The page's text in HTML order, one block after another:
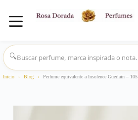
Saltar
al
contenido
🔍
Inicio › Blog › Perfume equivalente a Insolence Guerlain – 105